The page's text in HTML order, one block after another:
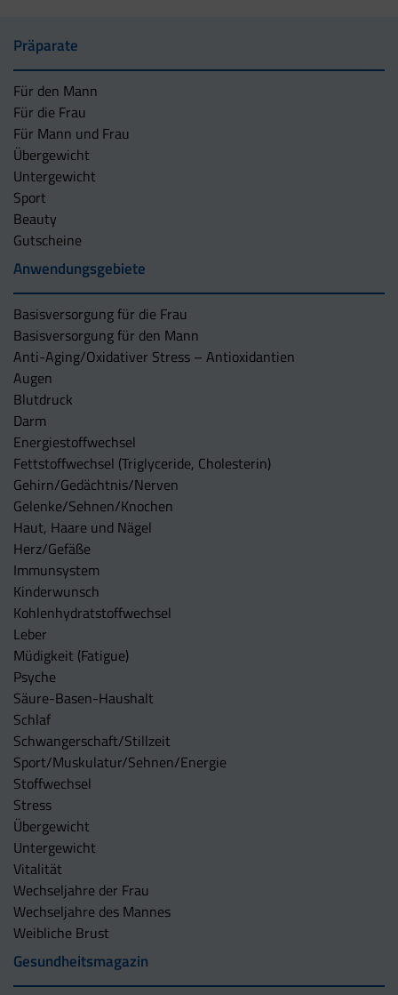
Präparate
Für den Mann
Für die Frau
Für Mann und Frau
Übergewicht
Untergewicht
Sport
Beauty
Gutscheine
Anwendungsgebiete
Basisversorgung für die Frau
Basisversorgung für den Mann
Anti-Aging/Oxidativer Stress – Antioxidantien
Augen
Blutdruck
Darm
Energiestoffwechsel
Fettstoffwechsel (Triglyceride, Cholesterin)
Gehirn/Gedächtnis/Nerven
Gelenke/Sehnen/Knochen
Haut, Haare und Nägel
Herz/Gefäße
Immunsystem
Kinderwunsch
Kohlenhydratstoffwechsel
Leber
Müdigkeit (Fatigue)
Psyche
Säure-Basen-Haushalt
Schlaf
Schwangerschaft/Stillzeit
Sport/Muskulatur/Sehnen/Energie
Stoffwechsel
Stress
Übergewicht
Untergewicht
Vitalität
Wechseljahre der Frau
Wechseljahre des Mannes
Weibliche Brust
Gesundheitsmagazin